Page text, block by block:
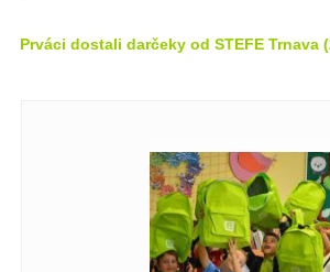
Prváci dostali darčeky od STEFE Trnava